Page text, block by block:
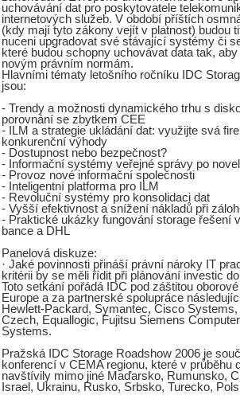
uchovávání dat pro poskytovatele
internetových služeb. V období příštích
(kdy mají tyto zákony vejít v platnost) budou
nuceni upgradovat své stávající systémy či
které budou schopny uchovávat data tak,
novým právním normám.
Hlavními tématy letošního ročníku IDC
jsou:
- Trendy a možnosti dynamického trhu s
porovnání se zbytkem CEE
- ILM a strategie ukládání dat: využijte svá
konkurenční výhody
- Dostupnost nebo bezpečnost?
- Informační systémy veřejné správy po
- Provoz nové informační společnosti
- Inteligentní platforma pro ILM
- Revoluční systémy pro konsolidaci dat
- Vyšší efektivnost a snížení nákladů při
- Praktické ukázky fungování storage řešení
bance a DHL
Panelová diskuze:
· Jaké povinnosti přináší právní nároky IT
kritérii by se měli řídit při plánování investic
Toto setkání pořádá IDC pod záštitou
Europe a za partnerské spolupráce
Hewlett-Packard, Symantec, Cisco
Czech, Equallogic, Fujitsu Siemens
Systems.
Pražská IDC Storage Roadshow 2006 je
konferencí v CEMA regionu, které v průběhu
navštívily mimo jiné Maďarsko, Rumunsko,
Israel, Ukrainu, Rusko, Srbsko, Turecko,